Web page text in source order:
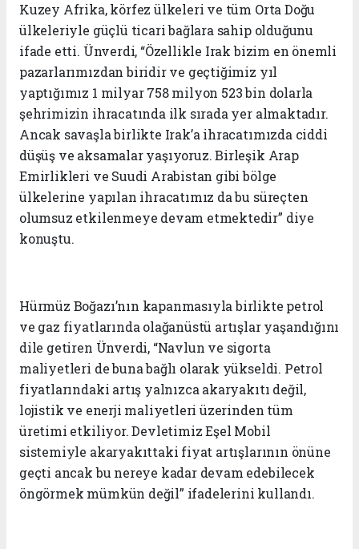
Kuzey Afrika, körfez ülkeleri ve tüm Orta Doğu
ülkeleriyle güçlü ticari bağlara sahip olduğunu
ifade etti. Ünverdi, “Özellikle Irak bizim en önemli
pazarlarımızdan biridir ve geçtiğimiz yıl
yaptığımız 1 milyar 758 milyon 523 bin dolarla
şehrimizin ihracatında ilk sırada yer almaktadır.
Ancak savaşla birlikte Irak’a ihracatımızda ciddi
düşüş ve aksamalar yaşıyoruz. Birleşik Arap
Emirlikleri ve Suudi Arabistan gibi bölge
ülkelerine yapılan ihracatımız da bu süreçten
olumsuz etkilenmeye devam etmektedir” diye
konuştu.
Hürmüz Boğazı’nın kapanmasıyla birlikte petrol
ve gaz fiyatlarında olağanüstü artışlar yaşandığını
dile getiren Ünverdi, “Navlun ve sigorta
maliyetleri de buna bağlı olarak yükseldi. Petrol
fiyatlarındaki artış yalnızca akaryakıtı değil,
lojistik ve enerji maliyetleri üzerinden tüm
üretimi etkiliyor. Devletimiz Eşel Mobil
sistemiyle akaryakıttaki fiyat artışlarının önüne
geçti ancak bu nereye kadar devam edebilecek
öngörmek mümkün değil” ifadelerini kullandı.